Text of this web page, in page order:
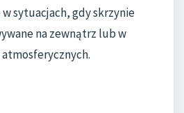
sytuacjach, gdy skrzynie
na zewnątrz lub w